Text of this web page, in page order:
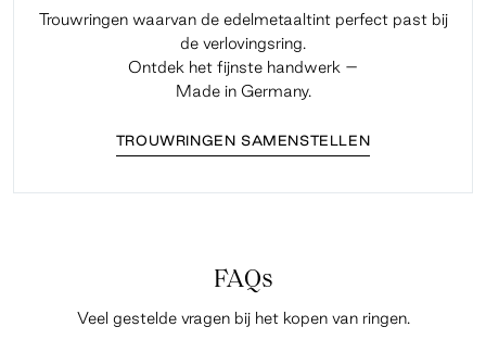
Trouwringen waarvan de edelmetaaltint perfect past bij
de verlovingsring.
Ontdek het fijnste handwerk –
Made in Germany.
TROUWRINGEN SAMENSTELLEN
FAQs
Veel gestelde vragen bij het kopen van ringen.